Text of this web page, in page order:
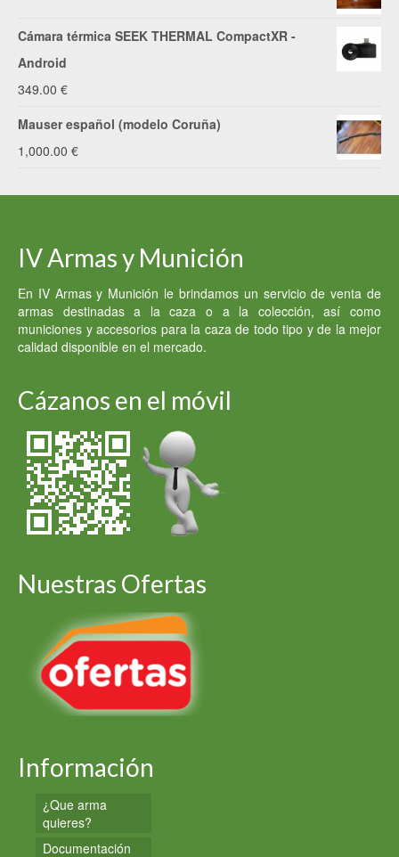
Cámara térmica SEEK THERMAL CompactXR -
Android
349.00 €
Mauser español (modelo Coruña)
1,000.00 €
IV Armas y Munición
En IV Armas y Munición le brindamos un servicio de venta de
armas destinadas a la caza o a la colección, así como
municiones y accesorios para la caza de todo tipo y de la mejor
calidad disponible en el mercado.
Cázanos en el móvil
Nuestras Ofertas
Información
¿Que arma
quieres?
Documentación